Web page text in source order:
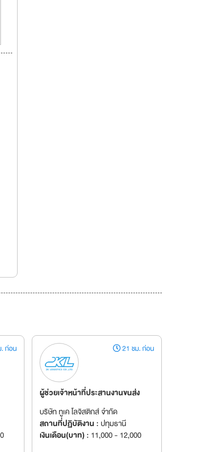
ก่อน 21 ชม. ก่อน
ผู้ช่วยเจ้าหน้าที่ประสานงานขนส่ง
บริษัท ทูเค โลจิสติกส์ จำกัด
สถานที่ปฏิบัติงาน :ปทุมธานี
เงินเดือน(บาท) : 11,000 - 12,000